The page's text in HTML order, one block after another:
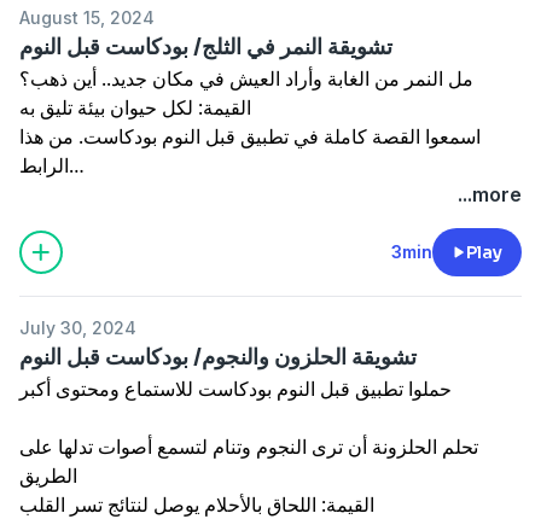
August 15, 2024
تشويقة النمر في الثلج/ بودكاست قبل النوم
مل النمر من الغابة وأراد العيش في مكان جديد.. أين ذهب؟
القيمة: لكل حيوان بيئة تليق به
اسمعوا القصة كاملة في تطبيق قبل النوم بودكاست. من هذا
الرابط
...more
3min Play
July 30, 2024
تشويقة الحلزون والنجوم/ بودكاست قبل النوم
حملوا تطبيق قبل النوم بودكاست للاستماع ومحتوى أكبر
تحلم الحلزونة أن ترى النجوم وتنام لتسمع أصوات تدلها على
الطريق
القيمة: اللحاق بالأحلام يوصل لنتائج تسر القلب